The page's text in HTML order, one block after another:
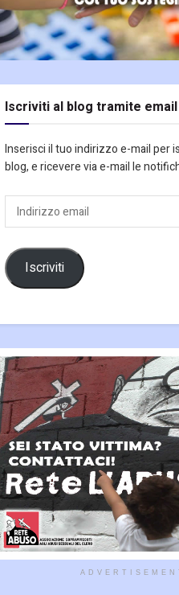
Iscriviti al blog tramite email
Inserisci il tuo indirizzo e-mail per
blog, e ricevere via e-mail le
Indirizzo
email
Iscriviti